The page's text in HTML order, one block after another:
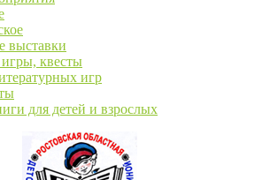
выставки
квесты
игр
для детей и взрослых